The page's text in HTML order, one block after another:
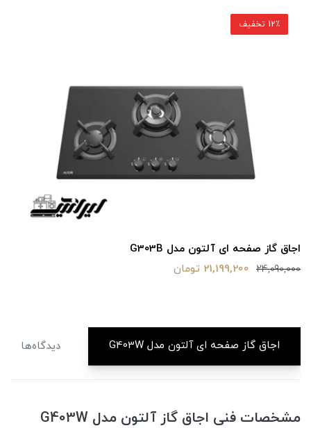
اجاق گاز صفحه ای آلتون مدل G303B
24,090,000 21,199,200 تومان
12٪ تخفیف
اجاق گاز صفحه ای آلتون مدل G403W دیدگاه‌ها
مشخصات فنی اجاق گاز آلتون مدل G403W